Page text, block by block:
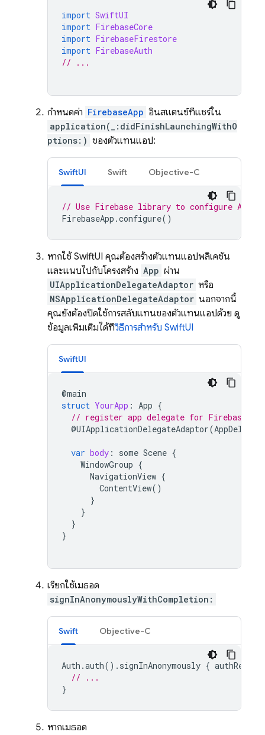
import SwiftUI
import FirebaseCore
import FirebaseFirestore
import FirebaseAuth
// ...
กำหนดค่า FirebaseApp อินสแตนซ์ที่แชร์ใน
application(_:didFinishLaunchingWithO
ptions:) ของตัวแทนแอป:
SwiftUI Swift Objective-C
// Use Firebase library to configure APIs
FirebaseApp .configure()
หากใช้ SwiftUI คุณต้องสร้างตัวแทนแอปพลิเคชัน
และแนบไปกับโครงสร้าง App ผ่าน
UIApplicationDelegateAdaptor หรือ
NSApplicationDelegateAdaptor นอกจากนี้
คุณยังต้องปิดใช้การสลับแทนของตัวแทนแอปด้วย ดู
ข้อมูลเพิ่มเติมได้ที่วิธีการสำหรับ SwiftUI
SwiftUI
@main
struct YourApp : App {
// register app delegate for Firebase
@UIApplicationDelegateAdaptor(
var body : some Scene {
WindowGroup {
NavigationView {
ContentView()
}
}
}
}
เรียกใช้เมธอด
signInAnonymouslyWithCompletion:
Swift Objective-C
Auth .auth(). signInAnonymously { authResult
// ...
}
หากเมธอด